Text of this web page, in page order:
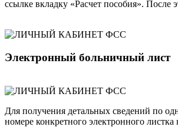
ссылке вкладку «Расчет пособия». После
Электронный больничный лист
Для получения детальных сведений по
номере конкретного электронного листка